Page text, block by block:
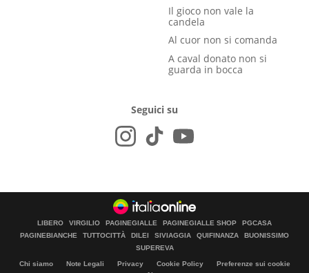
Il gioco non vale la
candela
Al cuor non si comanda
A caval donato non si
guarda in bocca
Seguici su
LIBERO VIRGILIO PAGINEGIALLE PAGINEGIALLE SHOP
PGCASA
PAGINEBIANCHE
TUTTOCITTÀ DILEI SIVIAGGIA QUIFINANZA
BUONISSIMO
SUPEREVA
Chi siamo Note Legali Privacy Cookie Policy
Preferenze sui cookie